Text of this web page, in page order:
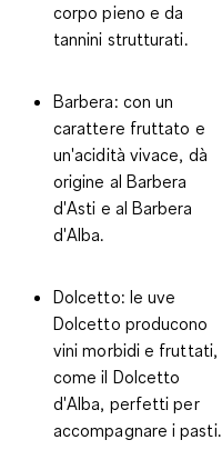
corpo pieno e da
tannini strutturati.
Barbera: con un
carattere fruttato e
un'acidità vivace, dà
origine al Barbera
d'Asti e al Barbera
d'Alba.
Dolcetto: le uve
Dolcetto producono
vini morbidi e fruttati,
come il Dolcetto
d'Alba, perfetti per
accompagnare i pasti.